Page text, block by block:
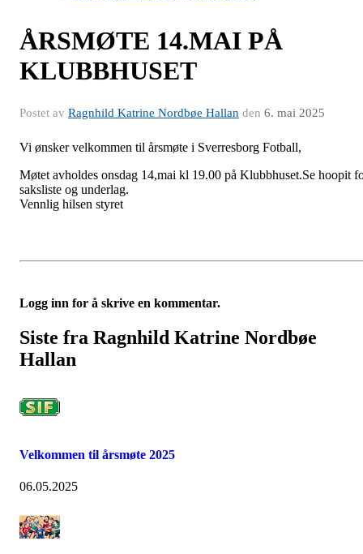
ÅRSMØTE 14.MAI PÅ
KLUBBHUSET
Postet av Ragnhild Katrine Nordbøe Hallan den 6. mai 2025
Vi ønsker velkommen til årsmøte i Sverresborg Fotball,
Møtet avholdes onsdag 14,mai kl 19.00 på Klubbhuset.Se hoopit
saksliste og underlag.
Vennlig hilsen styret
Logg inn for å skrive en kommentar.
Siste fra Ragnhild Katrine Nordbøe
Hallan
Velkommen til årsmøte 2025
06.05.2025